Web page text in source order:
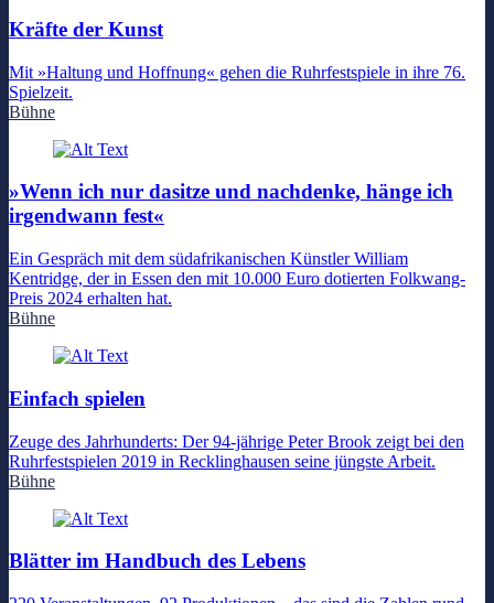
Kräfte der Kunst
Mit »Haltung und Hoffnung« gehen die Ruhrfestspiele in ihre 76.
Spielzeit.
Bühne
»Wenn ich nur dasitze und nachdenke, hänge ich
irgendwann fest«
Ein Gespräch mit dem südafrikanischen Künstler William
Kentridge, der in Essen den mit 10.000 Euro dotierten Folkwang-
Preis 2024 erhalten hat.
Bühne
Einfach spielen
Zeuge des Jahrhunderts: Der 94-jährige Peter Brook zeigt bei den
Ruhrfestspielen 2019 in Recklinghausen seine jüngste Arbeit.
Bühne
Blätter im Handbuch des Lebens